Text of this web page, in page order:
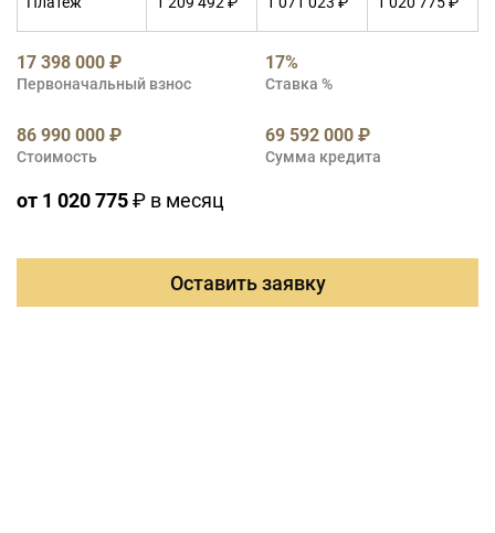
17 398 000 ₽
Первоначальный взнос
17%
Ставка %
86 990 000 ₽
Стоимость
69 592 000 ₽
Сумма кредита
от 1 020 775₽ в месяц
Оставить заявку